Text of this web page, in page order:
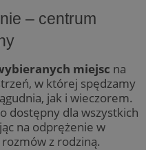
– centrum
miejsc na
w której spędzamy
jak i wieczorem.
dostępny dla wszystkich
na odprężenie w
z rodziną.